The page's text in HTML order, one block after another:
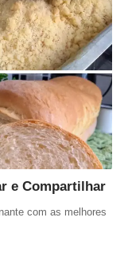
e Compartilhar
com as melhores